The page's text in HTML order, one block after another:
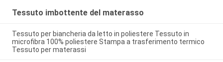
Tessuto imbottente del materasso
Tessuto per biancheria da letto in poliestere Tessuto in
microfibra 100% poliestere Stampa a trasferimento termico
Tessuto per materassi